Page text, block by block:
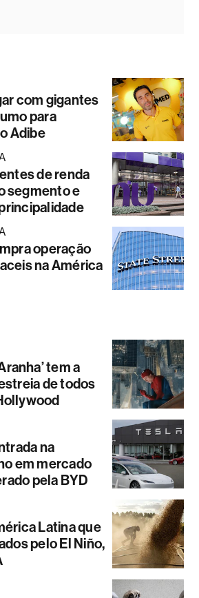
com gigantes
para
Adibe
de renda
segmento e
operação
na América
tem a
de todos
na
em mercado
pela BYD
Latina que
pelo El Niño,